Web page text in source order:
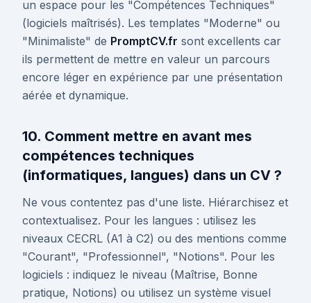
un espace pour les "Compétences Techniques"
(logiciels maîtrisés). Les templates "Moderne" ou
"Minimaliste" de PromptCV.fr sont excellents car
ils permettent de mettre en valeur un parcours
encore léger en expérience par une présentation
aérée et dynamique.
10. Comment mettre en avant mes
compétences techniques
(informatiques, langues) dans un CV ?
Ne vous contentez pas d'une liste. Hiérarchisez et
contextualisez. Pour les langues : utilisez les
niveaux CECRL (A1 à C2) ou des mentions comme
"Courant", "Professionnel", "Notions". Pour les
logiciels : indiquez le niveau (Maîtrise, Bonne
pratique, Notions) ou utilisez un système visuel